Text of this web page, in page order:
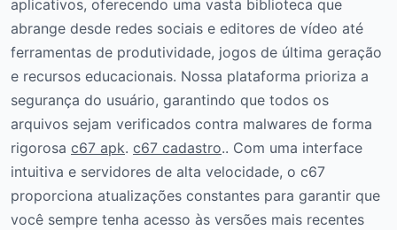
aplicativos, oferecendo uma vasta biblioteca que
abrange desde redes sociais e editores de vídeo até
ferramentas de produtividade, jogos de última geração
e recursos educacionais. Nossa plataforma prioriza a
segurança do usuário, garantindo que todos os
arquivos sejam verificados contra malwares de forma
rigorosa c67 apk. c67 cadastro.. Com uma interface
intuitiva e servidores de alta velocidade, o c67
proporciona atualizações constantes para garantir que
você sempre tenha acesso às versões mais recentes